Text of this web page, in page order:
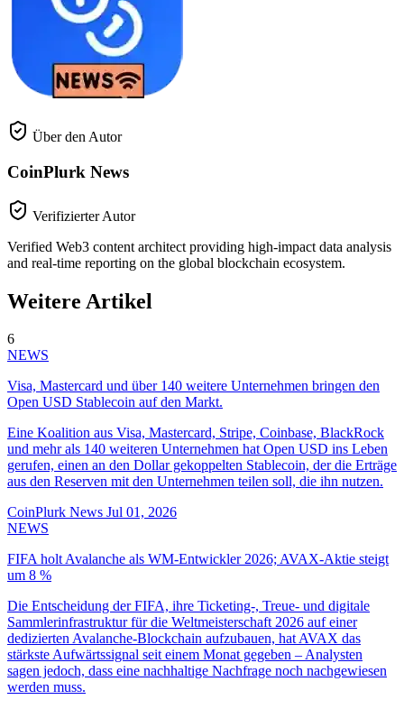
Über den Autor
CoinPlurk News
Verifizierter Autor
Verified Web3 content architect providing high-impact data analysis
and real-time reporting on the global blockchain ecosystem.
Weitere Artikel
6
NEWS
Visa, Mastercard und über 140 weitere Unternehmen bringen den
Open USD Stablecoin auf den Markt.
Eine Koalition aus Visa, Mastercard, Stripe, Coinbase, BlackRock
und mehr als 140 weiteren Unternehmen hat Open USD ins Leben
gerufen, einen an den Dollar gekoppelten Stablecoin, der die Erträge
aus den Reserven mit den Unternehmen teilen soll, die ihn nutzen.
CoinPlurk News Jul 01, 2026
NEWS
FIFA holt Avalanche als WM-Entwickler 2026; AVAX-Aktie steigt
um 8 %
Die Entscheidung der FIFA, ihre Ticketing-, Treue- und digitale
Sammlerinfrastruktur für die Weltmeisterschaft 2026 auf einer
dedizierten Avalanche-Blockchain aufzubauen, hat AVAX das
stärkste Aufwärtssignal seit einem Monat gegeben – Analysten
sagen jedoch, dass eine nachhaltige Nachfrage noch nachgewiesen
werden muss.